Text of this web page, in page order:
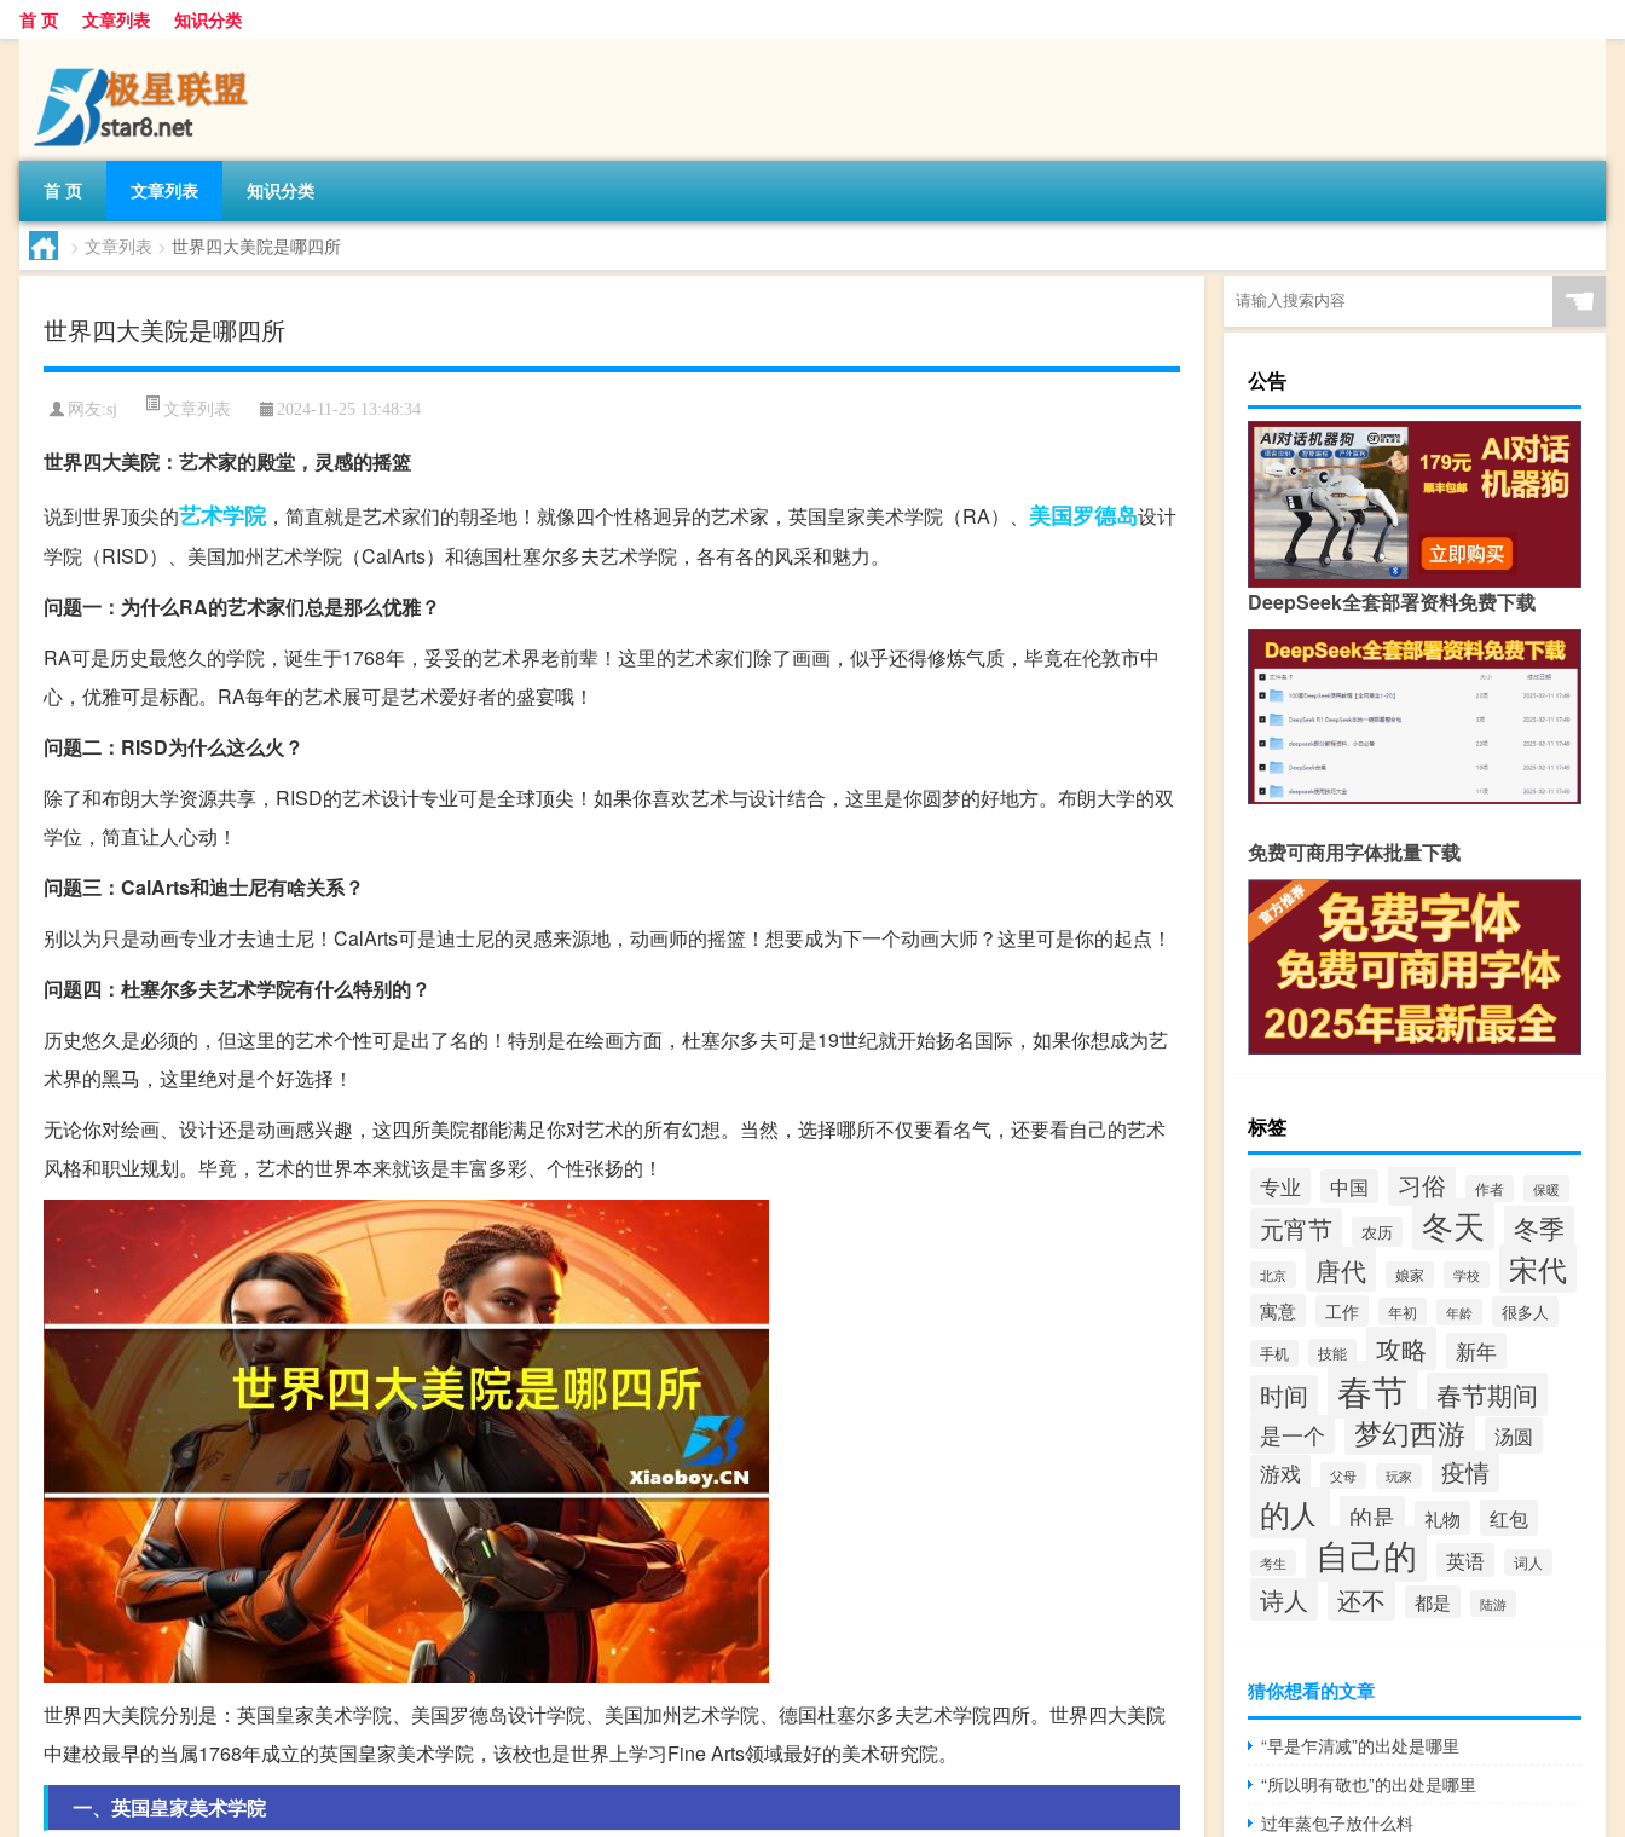
首 页 文章列表 知识分类
首 页 文章列表 知识分类
> 文章列表 > 世界四大美院是哪四所
世界四大美院是哪四所
网友:sj 文章列表 2024-11-25 13:48:34
世界四大美院：艺术家的殿堂，灵感的摇篮
说到世界顶尖的艺术学院，简直就是艺术家们的朝圣地！就像四个性格迥异的艺术家，英国皇家美术学院（RA）、 美国罗德岛设计
学院（RISD）、美国加州艺术学院（CalArts）和德国杜塞尔多夫艺术学院，各有各的风采和魅力。
问题一：为什么RA的艺术家们总是那么优雅？
RA可是历史最悠久的学院，诞生于1768年，妥妥的艺术界老前辈！这里的艺术家们除了画画，似乎还得修炼气质，毕竟在伦敦市中
心，优雅可是标配。RA每年的艺术展可是艺术爱好者的盛宴哦！
问题二：RISD为什么这么火？
除了和布朗大学资源共享，RISD的艺术设计专业可是全球顶尖！如果你喜欢艺术与设计结合，这里是你圆梦的好地方。布朗大学的双
学位，简直让人心动！
问题三：CalArts和迪士尼有啥关系？
别以为只是动画专业才去迪士尼！CalArts可是迪士尼的灵感来源地，动画师的摇篮！想要成为下一个动画大师？这里可是你的起点！
问题四：杜塞尔多夫艺术学院有什么特别的？
历史悠久是必须的，但这里的艺术个性可是出了名的！特别是在绘画方面，杜塞尔多夫可是19世纪就开始扬名国际，如果你想成为艺
术界的黑马，这里绝对是个好选择！
无论你对绘画、设计还是动画感兴趣，这四所美院都能满足你对艺术的所有幻想。当然，选择哪所不仅要看名气，还要看自己的艺术
风格和职业规划。毕竟，艺术的世界本来就该是丰富多彩、个性张扬的！
世界四大美院分别是：英国皇家美术学院、美国罗德岛设计学院、美国加州艺术学院、德国杜塞尔多夫艺术学院四所。世界四大美院
中建校最早的当属1768年成立的英国皇家美术学院，该校也是世界上学习Fine Arts领域最好的美术研究院。
一、英国皇家美术学院
☚
公告
DeepSeek全套部署资料免费下载
免费可商用字体批量下载
标签
专业 中国 习俗 作者 保暖
元宵节 农历 冬天 冬季
北京 唐代 娘家 学校 宋代
寓意 工作 年初 年龄 很多人
手机 技能 攻略 新年
时间 春节 春节期间
是一个 梦幻西游
汤圆
游戏
父母 玩家 疫情
的人 的是 礼物 红包
考生 自己的 英语 词人
诗人 还不 都是 陆游
猜你想看的文章
“早是乍清减”的出处是哪里
“所以明有敬也”的出处是哪里
过年蒸包子放什么料